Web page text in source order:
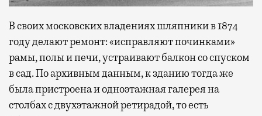
В своих московских владениях шляпники в 1874
году делают ремонт: «исправляют починками»
рамы, полы и печи, устраивают балкон со спуском
в сад. По архивным данным, к зданию тогда же
была пристроена и одноэтажная галерея на
столбах с двухэтажной ретирадой, то есть